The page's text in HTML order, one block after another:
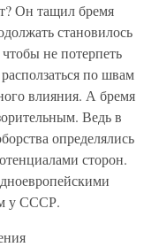
Он тащил бремя
становилось
не потерпеть
по швам
влияния. А бремя
Ведь в
определялись
сторон.
у СССР.